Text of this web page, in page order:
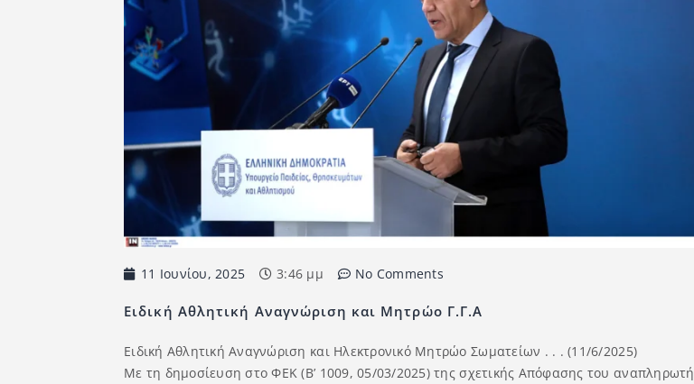
11 Ιουνίου, 2025 3:46 μμ No Comments
Ειδική Αθλητική Αναγνώριση και Μητρώο Γ.Γ.Α
Ειδική Αθλητική Αναγνώριση και Ηλεκτρονικό Μητρώο Σωματείων . . . (11/6/2025)
Με τη δημοσίευση στο ΦΕΚ (Β’ 1009, 05/03/2025) της σχετικής Απόφασης του αναπληρωτή